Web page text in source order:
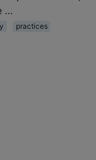
…
practices